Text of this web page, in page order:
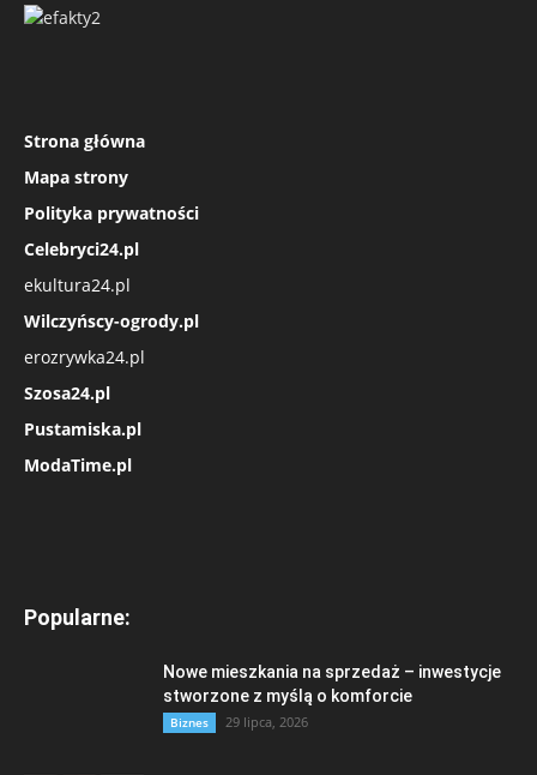
Strona główna
Mapa strony
Polityka prywatności
Celebryci24.pl
ekultura24.pl
Wilczyńscy-ogrody.pl
erozrywka24.pl
Szosa24.pl
Pustamiska.pl
ModaTime.pl
Popularne:
Nowe mieszkania na sprzedaż – inwestycje
stworzone z myślą o komforcie
Biznes 29 lipca, 2026